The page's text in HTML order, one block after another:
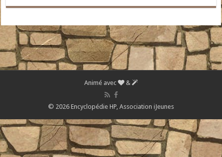
Animé avec &
© 2026 Encyclopédie HP, Association iJeunes